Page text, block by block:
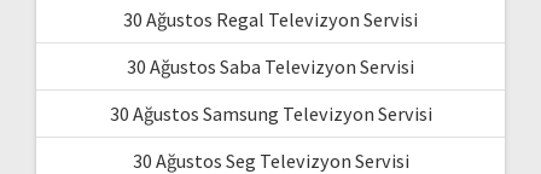
30 Ağustos Regal Televizyon Servisi
30 Ağustos Saba Televizyon Servisi
30 Ağustos Samsung Televizyon Servisi
30 Ağustos Seg Televizyon Servisi